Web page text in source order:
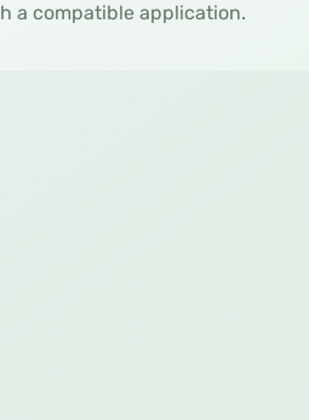
a compatible application.